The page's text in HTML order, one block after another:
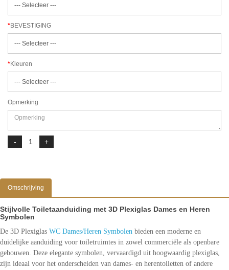
BEVESTIGING
Kleuren
Opmerking
Omschrijving
Stijlvolle Toiletaanduiding met 3D Plexiglas Dames en Heren
Symbolen
De 3D Plexiglas WC Dames/Heren Symbolen bieden een moderne en
duidelijke aanduiding voor toiletruimtes in zowel commerciële als openbare
gebouwen. Deze elegante symbolen, vervaardigd uit hoogwaardig plexiglas,
zijn ideaal voor het onderscheiden van dames- en herentoiletten of andere